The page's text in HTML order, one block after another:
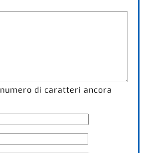
numero di caratteri ancora